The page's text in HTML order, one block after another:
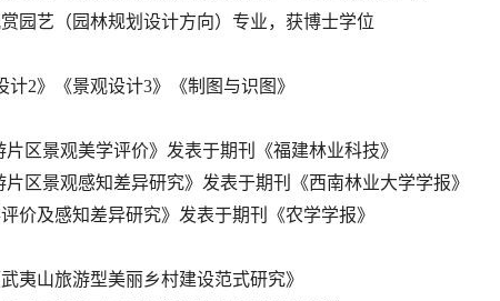
园艺（ 园林规划设计方向）专业， 获博士学位
计2》《景观设计3》《制图与识图》
区景观美学评价》发表于期刊《福建林业科技》
区景观感知差异研究》发表于期刊《西南林业大学学报》
价及感知差异研究》发表于期刊《农学学报》
武夷山旅游型美丽乡村建设范式研究》